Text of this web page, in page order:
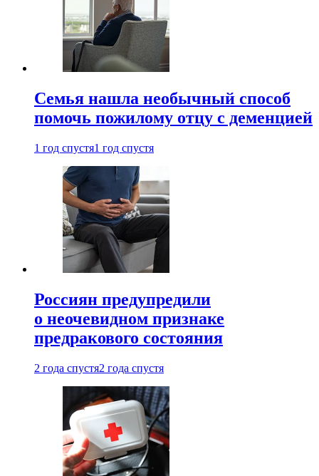
Семья нашла необычный способ
помочь пожилому отцу с деменцией
1 год спустя1 год спустя
Россиян предупредили
о неочевидном признаке
предракового состояния
2 года спустя2 года спустя